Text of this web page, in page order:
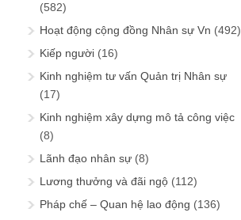
(582)
Hoạt động cộng đồng Nhân sự Vn (492)
Kiếp người (16)
Kinh nghiệm tư vấn Quản trị Nhân sự
(17)
Kinh nghiệm xây dựng mô tả công việc
(8)
Lãnh đạo nhân sự (8)
Lương thưởng và đãi ngộ (112)
Pháp chế – Quan hệ lao động (136)